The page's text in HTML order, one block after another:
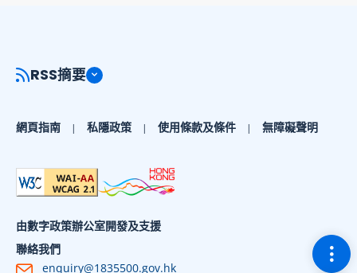
切
RSS摘要
網頁指南 私隱政策 使用條款及條件 無障礙聲明
由數字政策辦公室開發及支援
聯絡我們
enquiry@1835500.gov.hk